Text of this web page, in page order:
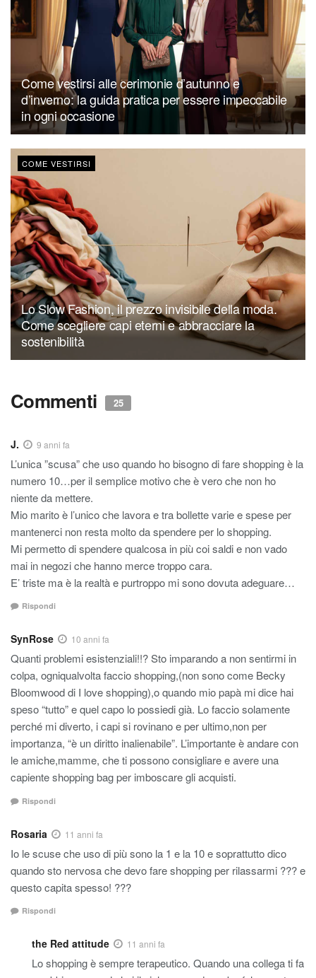
Come vestirsi alle cerimonie d’autunno e
d’inverno: la guida pratica per essere impeccabile
in ogni occasione
COME VESTIRSI
Lo Slow Fashion, il prezzo invisibile della moda.
Come scegliere capi eterni e abbracciare la
sostenibilità
Commenti 25
J. 9 anni fa
L’unica ”scusa” che uso quando ho bisogno di fare shopping è la
numero 10…per il semplice motivo che è vero che non ho
niente da mettere.
Mio marito è l’unico che lavora e tra bollette varie e spese per
mantenerci non resta molto da spendere per lo shopping.
Mi permetto di spendere qualcosa in più coi saldi e non vado
mai in negozi che hanno merce troppo cara.
E’ triste ma è la realtà e purtroppo mi sono dovuta adeguare…
Rispondi
SynRose 10 anni fa
Quanti problemi esistenziali!!? Sto imparando a non sentirmi in
colpa, ogniqualvolta faccio shopping,(non sono come Becky
Bloomwood di I love shopping),o quando mio papà mi dice hai
speso “tutto” e quel capo lo possiedi già. Lo faccio solamente
perché mi diverto, i capi si rovinano e per ultimo,non per
importanza, “è un diritto inalienabile”. L’importante è andare con
le amiche,mamme, che ti possono consigliare e avere una
capiente shopping bag per imboscare gli acquisti.
Rispondi
Rosaria 11 anni fa
Io le scuse che uso di più sono la 1 e la 10 e soprattutto dico
quando sto nervosa che devo fare shopping per rilassarmi ??? e
questo capita spesso! ???
Rispondi
the Red attitude 11 anni fa
Lo shopping è sempre terapeutico. Quando una collega ti fa